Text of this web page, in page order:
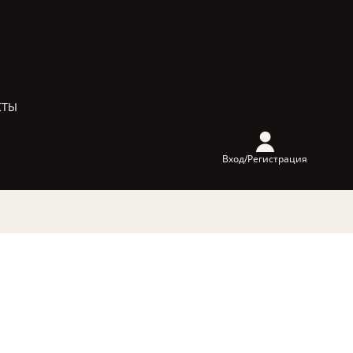
Вход/Регистрация